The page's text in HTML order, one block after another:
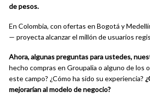
de pesos.
En Colombia, con ofertas en Bogotá y
— proyecta alcanzar el millón de usuarios
Ahora, algunas preguntas para ustedes,
hecho compras en Groupalia o alguno de los
este campo? ¿Cómo ha sido su experiencia?
mejorarían al modelo de negocio?